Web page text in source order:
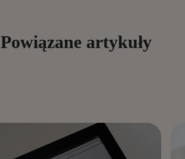
Powiązane artykuły